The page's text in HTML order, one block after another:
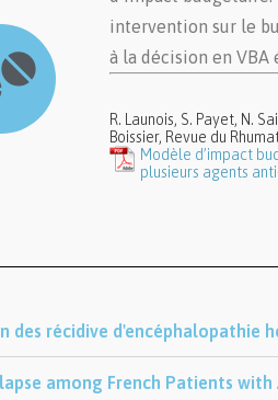
intervention sur le
à la décision en VBA
R. Launois, S. Payet, N.
Boissier, Revue du
Modèle d’impact
plusieurs agents
récidive d'encéphalopathie
among French Patients